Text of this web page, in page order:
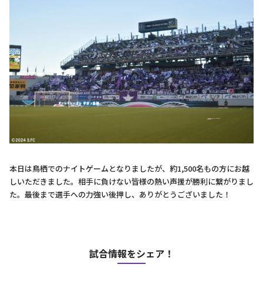
本日は鳥栖でのナイトゲームとなりましたが、約1,500名もの方にお越
しいただきました。相手に負けない皆様の熱い声援が勝利に繋がりまし
た。最後まで選手への力強い後押し、ありがとうございました！
試合情報をシェア！